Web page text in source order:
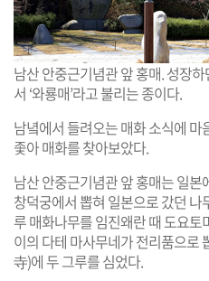
남산 안중근기념관 앞 홍매. 성장
서 ‘와룡매’라고 불리는 종이다.
남녘에서 들려오는 매화 소식에
좇아 매화를 찾아보았다.
남산 안중근기념관 앞 홍매는 일
창덕궁에서 뽑혀 일본으로 갔던
루 매화나무를 임진왜란 때 도요
이의 다테 마사무네가 전리품으로
寺)에 두 그루를 심었다.